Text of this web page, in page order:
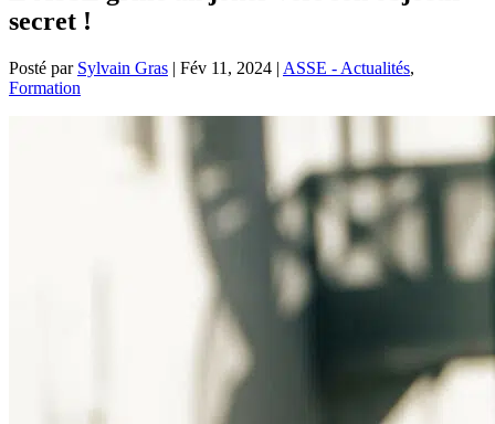
secret !
Posté par Sylvain Gras | Fév 11, 2024 | ASSE - Actualités,
Formation